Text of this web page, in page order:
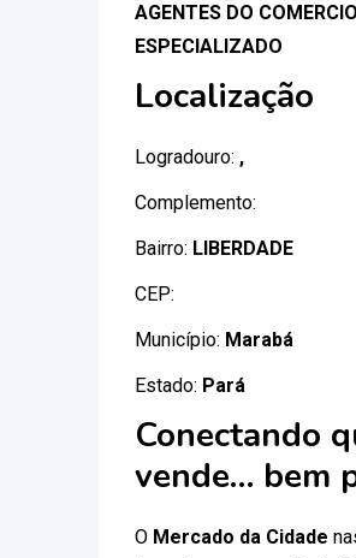
AGENTES DO
ESPECIALIZADO
Localização
Logradouro: ,
Complemento:
Bairro: LIBERDADE
CEP:
Município: Marabá
Estado: Pará
Conectando
vende… bem
O Mercado da Cidade